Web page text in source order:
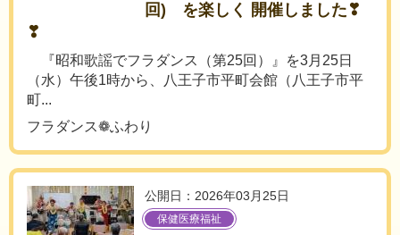
回) を楽しく 開催しました❣
❣
『昭和歌謡でフラダンス（第25回）』を3月25日
（水）午後1時から、八王子市平町会館（八王子市平
町...
フラダンス❁ふわり
公開日：2026年03月25日
保健医療福祉